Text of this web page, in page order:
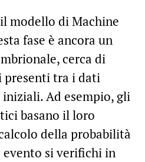
modello di Machine
fase è ancora un
cerca di
presenti tra i dati
Ad esempio, gli
basano il loro
della probabilità
si verifichi in